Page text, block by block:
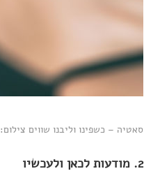
סאטיה – כשפינו וליבנו שווים צילום: Ariwasabi on Shutterstock
2. מודעות לכאן ולעכשיו